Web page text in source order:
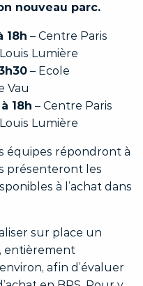
nouveau parc.
18h – Centre Paris
Lumière
– Ecole
Vau
18h – Centre Paris
Lumière
équipes répondront à
présenteront les
à l’achat dans
sur place un
entièrement
afin d’évaluer